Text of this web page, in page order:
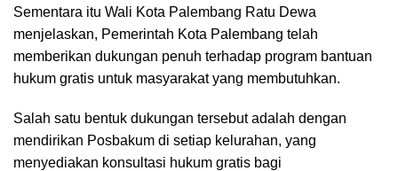
Sementara itu Wali Kota Palembang Ratu Dewa
menjelaskan, Pemerintah Kota Palembang telah
memberikan dukungan penuh terhadap program bantuan
hukum gratis untuk masyarakat yang membutuhkan.
Salah satu bentuk dukungan tersebut adalah dengan
mendirikan Posbakum di setiap kelurahan, yang
menyediakan konsultasi hukum gratis bagi